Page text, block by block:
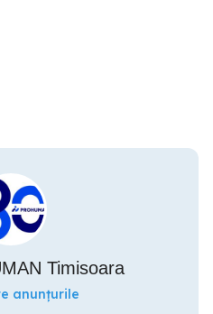
Timisoara
anunțurile